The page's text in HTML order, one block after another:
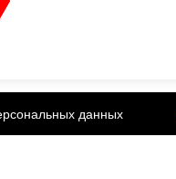
данных